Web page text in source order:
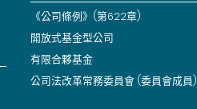
《公司條例》(第622章)
開放式基金型公司
有限合夥基金
公司法改革常務委員會 (委員會成員)